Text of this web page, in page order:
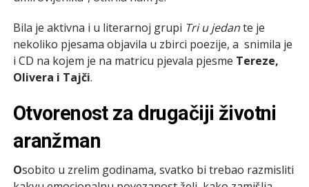
Bila je aktivna i u literarnoj grupi Tri u jedante je
nekoliko pjesama objavila u zbirci poezije, a snimila je
i CD na kojem je na matricu pjevala pjesme Tereze,
Olivera i Tajči.
Otvorenost za drugačiji životni
aranžman
Osobito u zrelim godinama, svatko bi trebao razmisliti